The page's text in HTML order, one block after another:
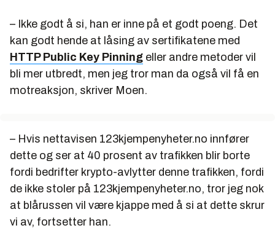
– Ikke godt å si, han er inne på et godt poeng. Det
kan godt hende at låsing av sertifikatene med
HTTP Public Key Pinning eller andre metoder vil
bli mer utbredt, men jeg tror man da også vil få en
motreaksjon, skriver Moen.
– Hvis nettavisen 123kjempenyheter.no innfører
dette og ser at 40 prosent av trafikken blir borte
fordi bedrifter krypto-avlytter denne trafikken, fordi
de ikke stoler på 123kjempenyheter.no, tror jeg nok
at blårussen vil være kjappe med å si at dette skrur
vi av, fortsetter han.